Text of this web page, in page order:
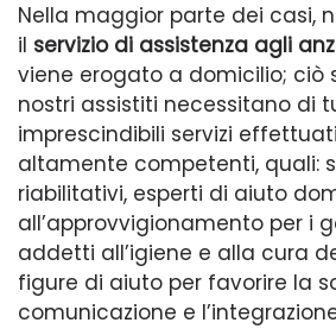
Nella maggior parte dei casi,
il servizio di assistenza agli
viene erogato a domicilio; ciò
nostri assistiti necessitano di
imprescindibili servizi
altamente competenti, quali:
riabilitativi, esperti di aiuto
all’approvvigionamento per i
addetti all’igiene e alla cura
figure di aiuto per favorire la
comunicazione e